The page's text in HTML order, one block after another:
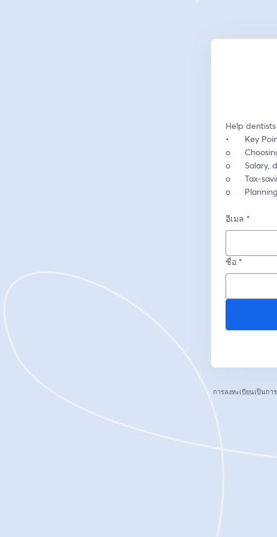
Help
•	Key
o
o
o	Tax-
o
อีเมล *
ชื่อ *
การลงทะเบียนเป็นก